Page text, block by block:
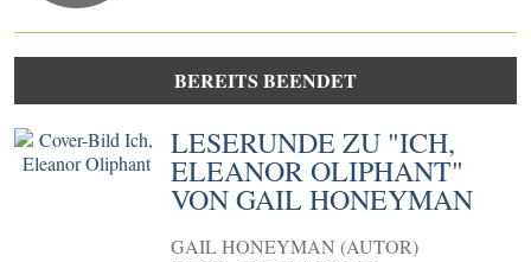
BEREITS BEENDET
LESERUNDE ZU "ICH,
ELEANOR OLIPHANT"
VON GAIL HONEYMAN
GAIL HONEYMAN (AUTOR)